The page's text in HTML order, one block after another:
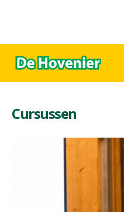
Cursussen